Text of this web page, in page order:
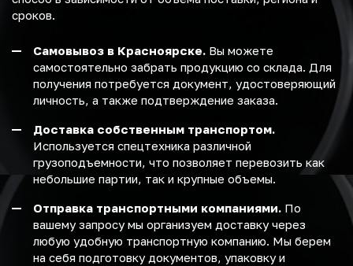
сроков.
Самовывоз в Красноярске. Вы можете
самостоятельно забрать продукцию со склада. Для
получения потребуется документ, удостоверяющий
личность, а также подтверждение заказа.
Доставка собственным транспортом.
Используется спецтехника различной
грузоподъемности, что позволяет перевозить как
небольшие партии, так и крупные объемы.
Отправка транспортными компаниями. По
вашему запросу мы организуем доставку через
любую удобную транспортную компанию. Мы берем
на себя подготовку документов, упаковку и